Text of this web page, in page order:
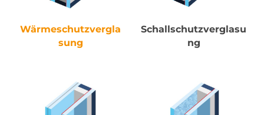
Wärmeschutzvergla
sung
Schallschutzverglasu
ng